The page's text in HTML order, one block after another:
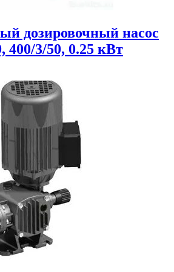
дозировочный насос
400/3/50, 0.25 кВт